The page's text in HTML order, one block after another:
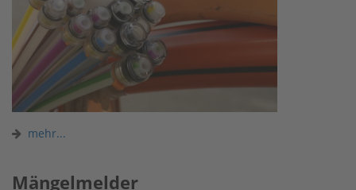
mehr...
Mängelmelder